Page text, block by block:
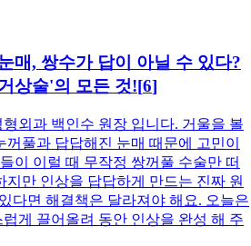
매, 쌍수가 답이 아닐 수 있다?
상술'의 모든 것![6]
외과 백인수 원장 입니다. 거울을 볼
풀과 답답해진 눈매 때문에 고민이
이 이럴 때 무작정 쌍꺼풀 수술만 떠
지만 인상을 답답하게 만드는 진짜 원
다면 해결책은 달라져야 해요. 오늘은
게 끌어올려 동안 인상을 완성 해 주